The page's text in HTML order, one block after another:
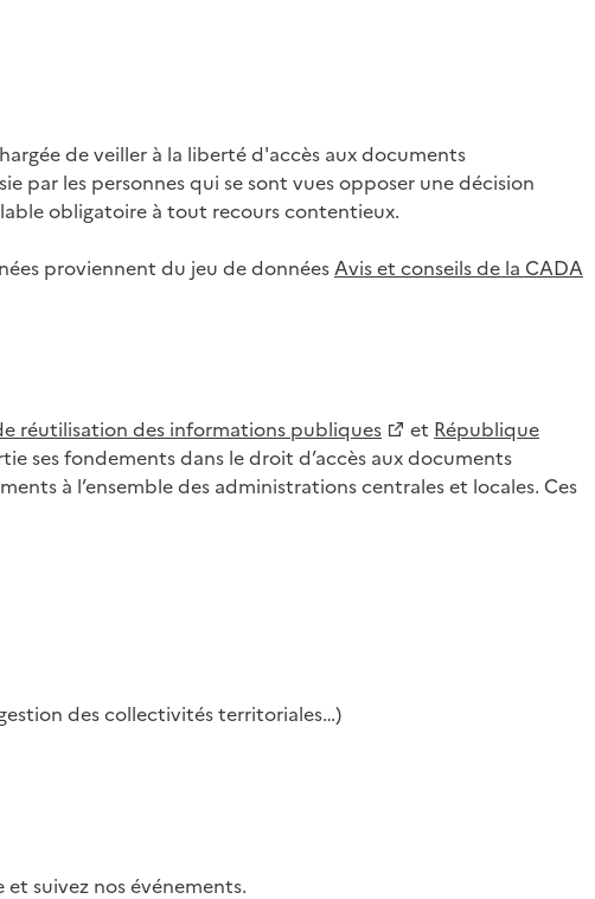
de veiller à la liberté d'accès aux documents
par les personnes qui se sont vues opposer une décision
obligatoire à tout recours contentieux.
proviennent du jeu de donnéesAvis et conseils de la CADA
réutilisation des informations publiques et République
ses fondements dans le droit d’accès aux documents
à l’ensemble des administrations centrales et locales. Ces
des collectivités territoriales…)
suivez nos événements.